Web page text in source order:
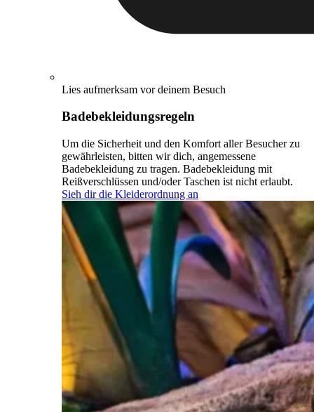
Lies aufmerksam vor deinem Besuch
Badebekleidungsregeln
Um die Sicherheit und den Komfort aller Besucher zu
gewährleisten, bitten wir dich, angemessene
Badebekleidung zu tragen. Badebekleidung mit
Reißverschlüssen und/oder Taschen ist nicht erlaubt.
Sieh dir die Kleiderordnung an